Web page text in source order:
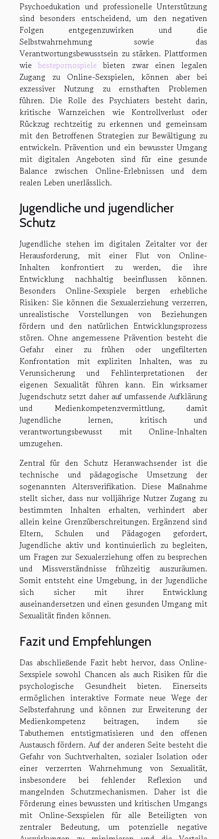
Psychoedukation und professionelle Unterstützung
sind besonders entscheidend, um den negativen
Folgen entgegenzuwirken und die
Selbstwahrnehmung sowie das
Verantwortungsbewusstsein zu stärken. Plattformen
wiebestepornospiele bieten zwar einen legalen
Zugang zu Online-Sexspielen, können aber bei
exzessiver Nutzung zu ernsthaften Problemen
führen. Die Rolle des Psychiaters besteht darin,
kritische Warnzeichen wie Kontrollverlust oder
Rückzug rechtzeitig zu erkennen und gemeinsam
mit den Betroffenen Strategien zur Bewältigung zu
entwickeln. Prävention und ein bewusster Umgang
mit digitalen Angeboten sind für eine gesunde
Balance zwischen Online-Erlebnissen und dem
realen Leben unerlässlich.
Jugendliche und jugendlicher
Schutz
Jugendliche stehen im digitalen Zeitalter vor der
Herausforderung, mit einer Flut von Online-
Inhalten konfrontiert zu werden, die ihre
Entwicklung nachhaltig beeinflussen können.
Besonders Online-Sexspiele bergen erhebliche
Risiken: Sie können die Sexualerziehung verzerren,
unrealistische Vorstellungen von Beziehungen
fördern und den natürlichen Entwicklungsprozess
stören. Ohne angemessene Prävention besteht die
Gefahr einer zu frühen oder ungefilterten
Konfrontation mit expliziten Inhalten, was zu
Verunsicherung und Fehlinterpretationen der
eigenen Sexualität führen kann. Ein wirksamer
Jugendschutz setzt daher auf umfassende Aufklärung
und Medienkompetenzvermittlung, damit
Jugendliche lernen, kritisch und
verantwortungsbewusst mit Online-Inhalten
umzugehen.
Zentral für den Schutz Heranwachsender ist die
technische und pädagogische Umsetzung der
sogenannten Altersverifikation. Diese Maßnahme
stellt sicher, dass nur volljährige Nutzer Zugang zu
bestimmten Inhalten erhalten, verhindert aber
allein keine Grenzüberschreitungen. Ergänzend sind
Eltern, Schulen und Pädagogen gefordert,
Jugendliche aktiv und kontinuierlich zu begleiten,
um Fragen zur Sexualerziehung offen zu besprechen
und Missverständnisse frühzeitig auszuräumen.
Somit entsteht eine Umgebung, in der Jugendliche
sich sicher mit ihrer Entwicklung
auseinandersetzen und einen gesunden Umgang mit
Sexualität finden können.
Fazit und Empfehlungen
Das abschließende Fazit hebt hervor, dass Online-
Sexspiele sowohl Chancen als auch Risiken für die
psychologische Gesundheit bieten. Einerseits
ermöglichen interaktive Formate neue Wege der
Selbsterfahrung und können zur Erweiterung der
Medienkompetenz beitragen, indem sie
Tabuthemen entstigmatisieren und den offenen
Austausch fördern. Auf der anderen Seite besteht die
Gefahr von Suchtverhalten, sozialer Isolation oder
einer verzerrten Wahrnehmung von Sexualität,
insbesondere bei fehlender Reflexion und
mangelnden Schutzmechanismen. Daher ist die
Förderung eines bewussten und kritischen Umgangs
mit Online-Sexspielen für alle Beteiligten von
zentraler Bedeutung, um potenzielle negative